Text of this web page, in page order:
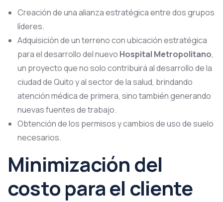
Creación de una alianza estratégica entre dos grupos
líderes.
Adquisición de un terreno con ubicación estratégica
para el desarrollo del nuevo Hospital Metropolitano,
un proyecto que no solo contribuirá al desarrollo de la
ciudad de Quito y al sector de la salud, brindando
atención médica de primera, sino también generando
nuevas fuentes de trabajo.
Obtención de los permisos y cambios de uso de suelo
necesarios.
Minimización del
costo para el cliente